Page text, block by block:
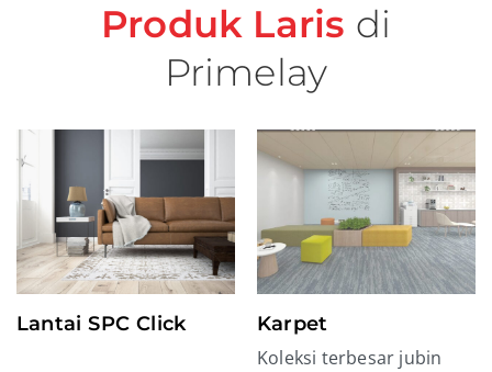
Produk Laris di
Primelay
Lantai SPC Click
Karpet
Koleksi terbesar jubin